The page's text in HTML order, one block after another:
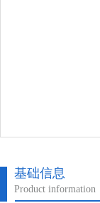
基础信息
Product information